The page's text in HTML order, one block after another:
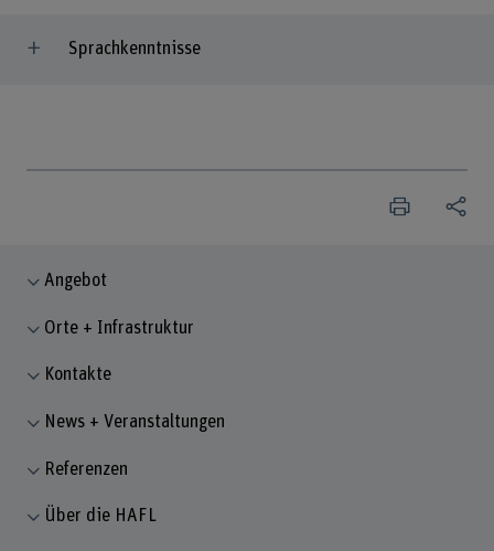
Sprachkenntnisse
Angebot
Orte + Infrastruktur
Kontakte
News + Veranstaltungen
Referenzen
Über die HAFL